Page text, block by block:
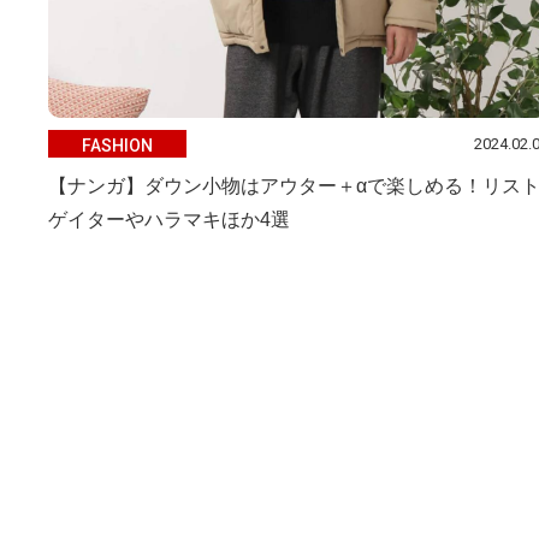
FASHION
【ナンガ】ダウン小物はアウター＋αで楽しめる！リスト
ゲイターやハラマキほか4選